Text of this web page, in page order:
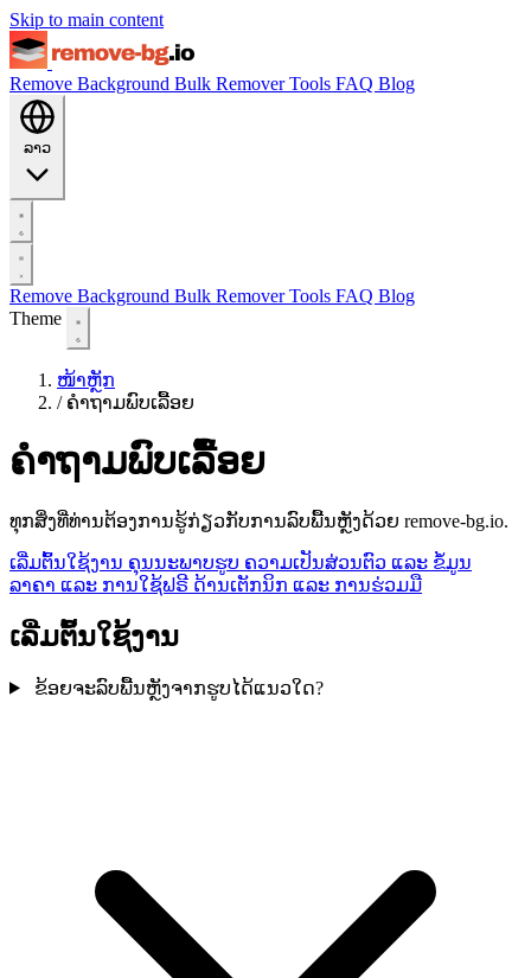
Skip to main content
Remove Background Bulk RemoverTools FAQ Blog
ລາວ
Remove Background Bulk RemoverTools FAQ Blog
Theme
ໜ້າຫຼັກ
/ ຄຳຖາມພົບເລື້ອຍ
ຄຳຖາມພົບເລື້ອຍ
ທຸກສິ່ງທີ່ທ່ານຕ້ອງການຮູ້ກ່ຽວກັບການລົບພື້ນຫຼັງດ້ວຍ remove-bg.io.
ເລີ່ມຕົ້ນໃຊ້ງານ ຄຸນນະພາບຮູບ ຄວາມເປັນສ່ວນຕົວ ແລະ ຂໍ້ມູນ
ລາຄາ ແລະ ການໃຊ້ຟຣີ ດ້ານເຕັກນິກ ແລະ ການຮ່ວມມື
ເລີ່ມຕົ້ນໃຊ້ງານ
ຂ້ອຍຈະລົບພື້ນຫຼັງຈາກຮູບໄດ້ແນວໃດ?